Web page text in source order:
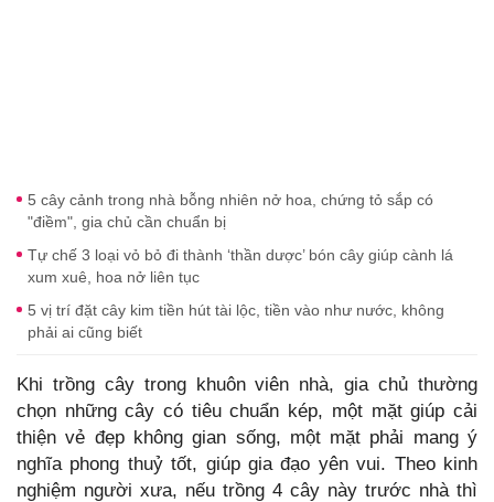
5 cây cảnh trong nhà bỗng nhiên nở hoa, chứng tỏ sắp có
"điềm", gia chủ cần chuẩn bị
Tự chế 3 loại vỏ bỏ đi thành ‘thần dược’ bón cây giúp cành lá
xum xuê, hoa nở liên tục
5 vị trí đặt cây kim tiền hút tài lộc, tiền vào như nước, không
phải ai cũng biết
Khi trồng cây trong khuôn viên nhà, gia chủ thường
chọn những cây có tiêu chuẩn kép, một mặt giúp cải
thiện vẻ đẹp không gian sống, một mặt phải mang ý
nghĩa phong thuỷ tốt, giúp gia đạo yên vui. Theo kinh
nghiệm người xưa, nếu trồng 4 cây này trước nhà thì